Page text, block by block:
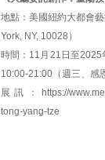
地點：美國紐約大都會
York, NY, 10028）
時間：11月21日至
10:00-21:00（週三、感
展訊：
https://
tong-yang-tze